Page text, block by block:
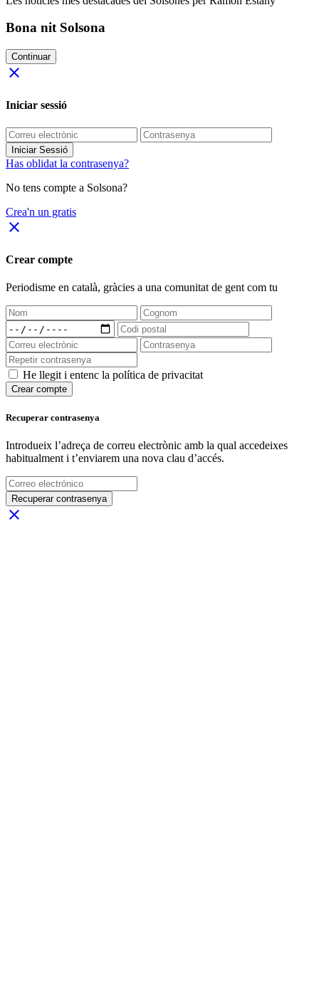
Bona nit Solsona
Continuar
close
Iniciar sessió
Iniciar Sessió
Has oblidat la contrasenya?
No tens compte a Solsona?
Crea'n un gratis
close
Crear compte
Periodisme en català, gràcies a una comunitat de gent com tu
He llegit i entenc la política de privacitat
Crear compte
Recuperar contrasenya
Introdueix l’adreça de correu electrònic amb la qual accedeixes
habitualment i t’enviarem una nova clau d’accés.
Recuperar contrasenya
close